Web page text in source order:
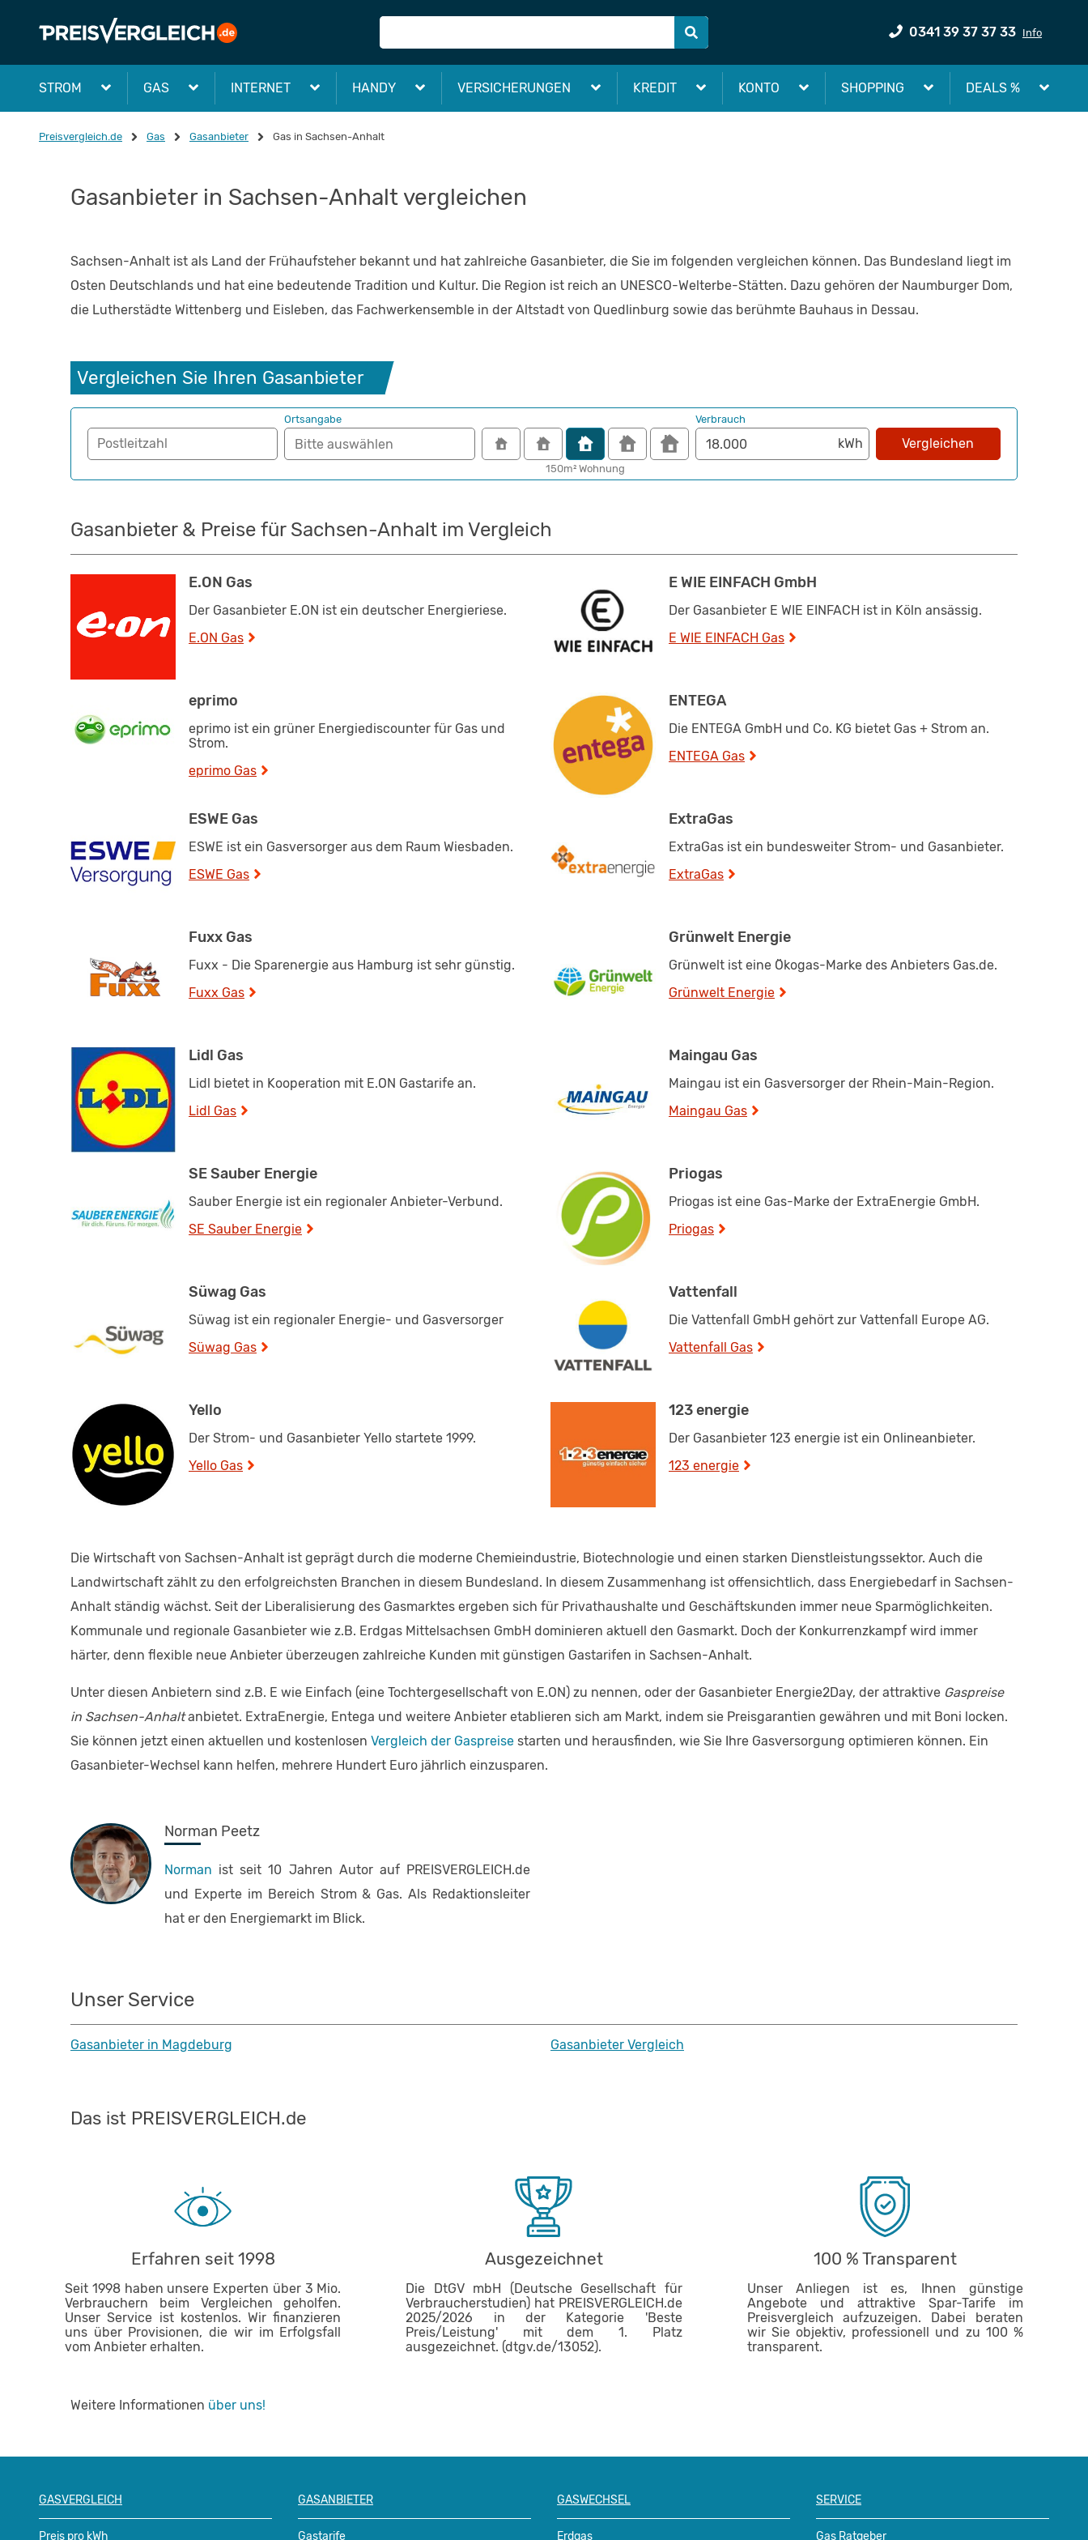
0341 39 37 37 33 Info
STROM GAS INTERNET HANDY VERSICHERUNGEN KREDIT KONTO SHOPPING DEALS %
Preisvergleich.de Gas Gasanbieter Gas in Sachsen-Anhalt
Gasanbieter in Sachsen-Anhalt vergleichen
Sachsen-Anhalt ist als Land der Frühaufsteher bekannt und hat zahlreiche Gasanbieter, die Sie im folgenden vergleichen können. Das Bundesland liegt im
Osten Deutschlands und hat eine bedeutende Tradition und Kultur. Die Region ist reich an UNESCO-Welterbe-Stätten. Dazu gehören der Naumburger Dom,
die Lutherstädte Wittenberg und Eisleben, das Fachwerkensemble in der Altstadt von Quedlinburg sowie das berühmte Bauhaus in Dessau.
Vergleichen Sie Ihren Gasanbieter
Postleitzahl
Ortsangabe
150m² Wohnung
Verbrauch
Vergleichen
Gasanbieter & Preise für Sachsen-Anhalt im Vergleich
E.ON Gas
Der Gasanbieter E.ON ist ein deutscher Energieriese.
E.ON Gas
E WIE EINFACH GmbH
Der Gasanbieter E WIE EINFACH ist in Köln ansässig.
E WIE EINFACH Gas
eprimo
eprimo ist ein grüner Energiediscounter für Gas und
Strom.
eprimo Gas
ENTEGA
Die ENTEGA GmbH und Co. KG bietet Gas + Strom an.
ENTEGA Gas
ESWE Gas
ESWE ist ein Gasversorger aus dem Raum Wiesbaden.
ESWE Gas
ExtraGas
ExtraGas ist ein bundesweiter Strom- und Gasanbieter.
ExtraGas
Fuxx Gas
Fuxx - Die Sparenergie aus Hamburg ist sehr günstig.
Fuxx Gas
Grünwelt Energie
Grünwelt ist eine Ökogas-Marke des Anbieters Gas.de.
Grünwelt Energie
Lidl Gas
Lidl bietet in Kooperation mit E.ON Gastarife an.
Lidl Gas
Maingau Gas
Maingau ist ein Gasversorger der Rhein-Main-Region.
Maingau Gas
SE Sauber Energie
Sauber Energie ist ein regionaler Anbieter-Verbund.
SE Sauber Energie
Priogas
Priogas ist eine Gas-Marke der ExtraEnergie GmbH.
Priogas
Süwag Gas
Süwag ist ein regionaler Energie- und Gasversorger
Süwag Gas
Vattenfall
Die Vattenfall GmbH gehört zur Vattenfall Europe AG.
Vattenfall Gas
Yello
Der Strom- und Gasanbieter Yello startete 1999.
Yello Gas
123 energie
Der Gasanbieter 123 energie ist ein Onlineanbieter.
123 energie
Die Wirtschaft von Sachsen-Anhalt ist geprägt durch die moderne Chemieindustrie, Biotechnologie und einen starken Dienstleistungssektor. Auch die
Landwirtschaft zählt zu den erfolgreichsten Branchen in diesem Bundesland. In diesem Zusammenhang ist offensichtlich, dass Energiebedarf in Sachsen-
Anhalt ständig wächst. Seit der Liberalisierung des Gasmarktes ergeben sich für Privathaushalte und Geschäftskunden immer neue Sparmöglichkeiten.
Kommunale und regionale Gasanbieter wie z.B. Erdgas Mittelsachsen GmbH dominieren aktuell den Gasmarkt. Doch der Konkurrenzkampf wird immer
härter, denn flexible neue Anbieter überzeugen zahlreiche Kunden mit günstigen Gastarifen in Sachsen-Anhalt.
Unter diesen Anbietern sind z.B. E wie Einfach (eine Tochtergesellschaft von E.ON) zu nennen, oder der Gasanbieter Energie2Day, der attraktive Gaspreise
in Sachsen-Anhaltanbietet. ExtraEnergie, Entega und weitere Anbieter etablieren sich am Markt, indem sie Preisgarantien gewähren und mit Boni locken.
Sie können jetzt einen aktuellen und kostenlosen Vergleich der Gaspreise starten und herausfinden, wie Sie Ihre Gasversorgung optimieren können. Ein
Gasanbieter-Wechsel kann helfen, mehrere Hundert Euro jährlich einzusparen.
Norman Peetz
Norman ist seit 10 Jahren Autor auf PREISVERGLEICH.de
und Experte im Bereich Strom & Gas. Als Redaktionsleiter
hat er den Energiemarkt im Blick.
Unser Service
Gasanbieter in Magdeburg Gasanbieter Vergleich
Das ist PREISVERGLEICH.de
Erfahren seit 1998
Seit 1998 haben unsere Experten über 3 Mio.
Verbrauchern beim Vergleichen geholfen.
Unser Service ist kostenlos. Wir finanzieren
uns über Provisionen, die wir im Erfolgsfall
vom Anbieter erhalten.
Ausgezeichnet
Die DtGV mbH (Deutsche Gesellschaft für
Verbraucherstudien) hat PREISVERGLEICH.de
2025/2026 in der Kategorie 'Beste
Preis/Leistung' mit dem 1. Platz
ausgezeichnet. (dtgv.de/13052).
100 % Transparent
Unser Anliegen ist es, Ihnen günstige
Angebote und attraktive Spar-Tarife im
Preisvergleich aufzuzeigen. Dabei beraten
wir Sie objektiv, professionell und zu 100 %
transparent.
Weitere Informationen über uns!
GASVERGLEICH
Preis pro kWh
GASANBIETER
Gastarife
GASWECHSEL
Erdgas
SERVICE
Gas Ratgeber